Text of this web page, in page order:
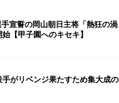
宣誓の岡山朝日主将「熱狂の渦
【甲子園へのキセキ】
がリベンジ果たすため集大成の